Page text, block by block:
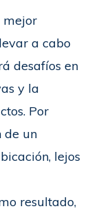
mejor
a cabo
desafíos en
y la
Por
de un
lejos
resultado,